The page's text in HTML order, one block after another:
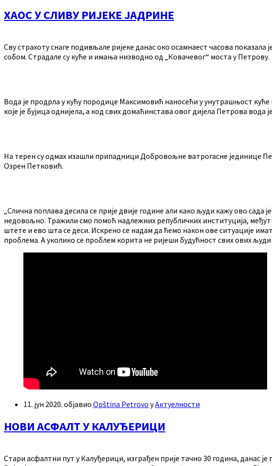
ХАОС У СЛИВУ РИЈЕКЕ ЈАДРИНЕ
Сву страхоту снаге подивљале ријеке данас око осамнаест часова
собом. Страдале су куће и имања низводно од „Ковачевог“ моста у Петрову.
Вода је продрла у кућу породице Максимовић наносећи у унутрашњост
које је бујица однијела, а код свих домаћинстава овог дијела Петрова
На терен су одмах изашли припадници Добровољне ватрогасне јединице
Озрен Петковић.
„Слична поплава десила се прије двије године али како људи кажу ово
недовољно. Тражили смо помоћ надлежних републичких институција,
штете и ево шта се деси. Искрено се надам да ћемо након ове ситуације
проблема. А уколико се проблем корита не ријеши будућност свих ових људи
11. јун 2020. објавио Opština Petrovo уАктуелности
НОВИ АСФАЛТ У КАЛУЂЕРИЦИ
Стари асфалтни пут у Калуђерици, изграђен прије тачно 30 година, данас